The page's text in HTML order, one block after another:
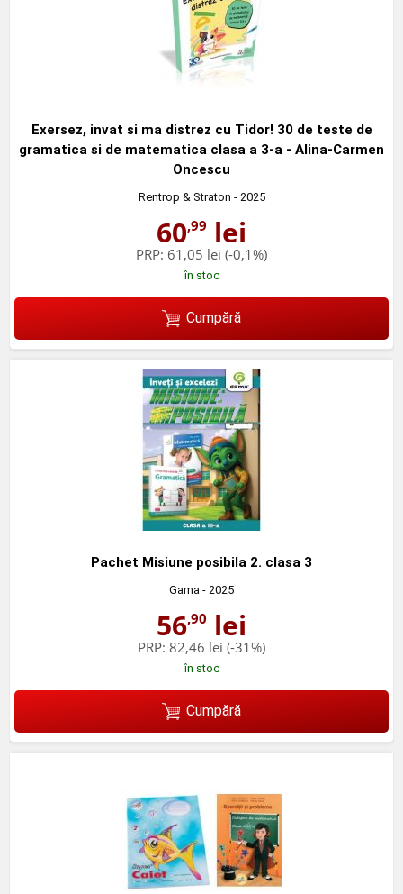
Exersez, invat si ma distrez cu Tidor! 30 de teste de
gramatica si de matematica clasa a 3-a - Alina-Carmen
Oncescu
Rentrop & Straton - 2025
60,99 lei
PRP: 61,05 lei (-0,1%)
în stoc
Cumpără
Pachet Misiune posibila 2. clasa 3
Gama - 2025
56,90 lei
PRP: 82,46 lei (-31%)
în stoc
Cumpără